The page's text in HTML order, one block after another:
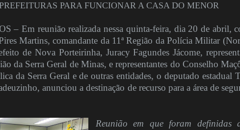
PARA FUNCIONAR A CASA DO MENOR
– Em reunião realizada nessa quinta-feira, dia 20 de abril,
Martins, comandante da 11ª Região da Polícia Militar
de Nova Porteirinha, Juracy Fagundes Jácome,
da Serra Geral de Minas, e representantes do Conselho
da Serra Geral e de outras entidades, o deputado estadual
anunciou a destinação de recurso para a área de
Reunião em que foram definidas